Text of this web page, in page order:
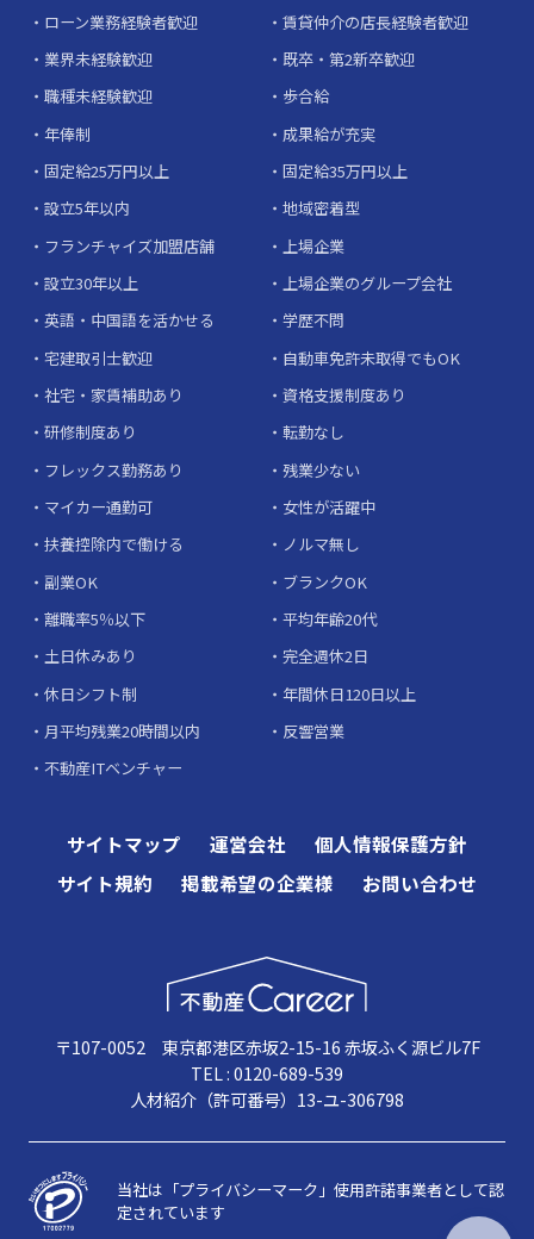
ローン業務経験者歓迎
賃貸仲介の店長経験者歓迎
業界未経験歓迎
既卒・第2新卒歓迎
職種未経験歓迎
歩合給
年俸制
成果給が充実
固定給25万円以上
固定給35万円以上
設立5年以内
地域密着型
フランチャイズ加盟店舗
上場企業
設立30年以上
上場企業のグループ会社
英語・中国語を活かせる
学歴不問
宅建取引士歓迎
自動車免許未取得でもOK
社宅・家賃補助あり
資格支援制度あり
研修制度あり
転勤なし
フレックス勤務あり
残業少ない
マイカー通勤可
女性が活躍中
扶養控除内で働ける
ノルマ無し
副業OK
ブランクOK
離職率5％以下
平均年齢20代
土日休みあり
完全週休2日
休日シフト制
年間休日120日以上
月平均残業20時間以内
反響営業
不動産ITベンチャー
サイトマップ 運営会社
個人情報保護方針
サイト規約
掲載希望の企業様 お問い合わせ
〒107-0052 東京都港区赤坂2-15-16 赤坂ふく源ビル7F
TEL : 0120-689-539
人材紹介（許可番号）13-ユ-306798
当社は「プライバシーマーク」使用許諾事業者として認
定されています